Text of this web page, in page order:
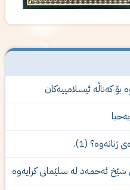
ئیسلامییەکان
(1).
ئەحمەد لە سلێمانی کرایەوە